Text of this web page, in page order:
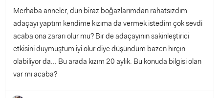
Merhaba anneler, dün biraz boğazlarımdan rahatsızdım
adaçayı yaptım kendime kızıma da vermek istedim çok sevdi
acaba ona zararı olur mu? Bir de adaçayının sakinleştirici
etkisini duymuştum iyi olur diye düşündüm bazen hırçın
olabiliyor da... Bu arada kızım 20 aylık. Bu konuda bilgisi olan
var mı acaba?